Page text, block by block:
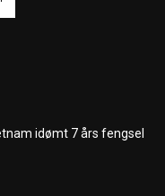
idømt 7 års fengsel